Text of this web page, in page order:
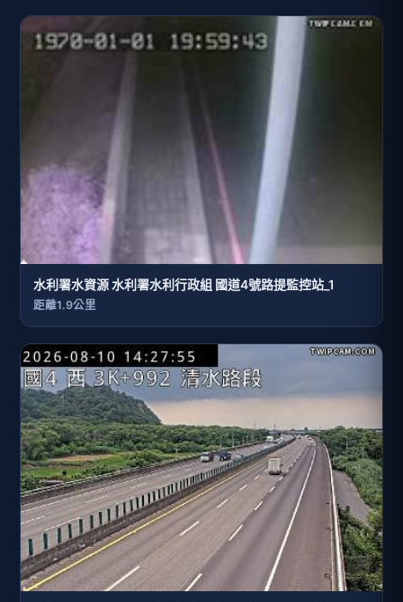
水利署水資源 水利署水利行政組 國道4號路提監控站_1
距離1.9公里